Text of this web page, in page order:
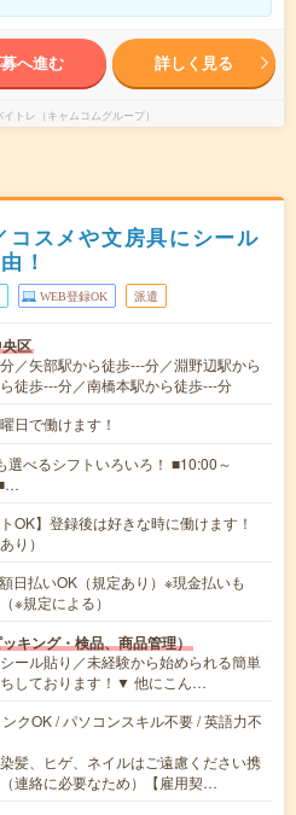
へ進む 詳しく見る
トレ（キャムコムグループ）
コスメや文房具にシール
！
WEB登録OK 派遣
区
／矢部駅から徒歩---分／淵野辺駅から
徒歩---分／南橋本駅から徒歩---分
日で働けます！
べるシフトいろいろ！ ■10:00～
OK】登録後は好きな時に働けます！
り）
払いOK（規定あり）※現金払いも
※規定による）
キング・検品、商品管理）
ール貼り／未経験から始められる簡単
しております！▼ 他にこん…
クOK / パソコンスキル不要 / 英語力不
髪、ヒゲ、ネイルはご遠慮ください携
連絡に必要なため）【雇用契…